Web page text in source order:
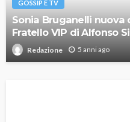
GOSSIP E TV
Sonia Bruganelli nuova
Fratello VIP di Alfonso
Redazione 5 anni ago